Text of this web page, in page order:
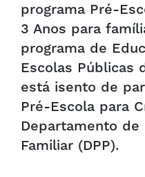
programa Pré-
3 Anos para
programa de
Escolas Públicas
está isento de
Pré-Escola para
Departamento de
Familiar (DPP).